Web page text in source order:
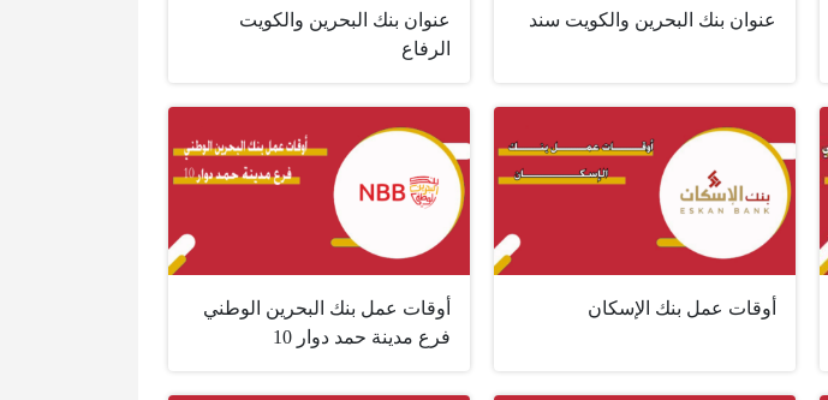
عنوان بنك البحرين والكويت سند
عنوان بنك البحرين والكويت
الرفاع
أوقات عمل بنك الإسكان
أوقات عمل بنك البحرين الوطني
فرع مدينة حمد دوار 10